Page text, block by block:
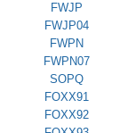
FWJP
FWJP04
FWPN
FWPN07
SOPQ
FOXX91
FOXX92